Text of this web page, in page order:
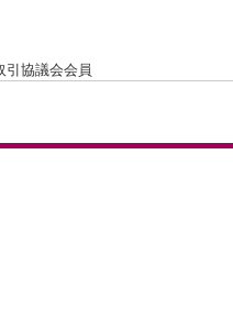
引協議会会員